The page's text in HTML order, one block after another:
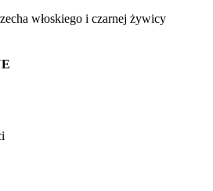
włoskiego i czarnej żywicy